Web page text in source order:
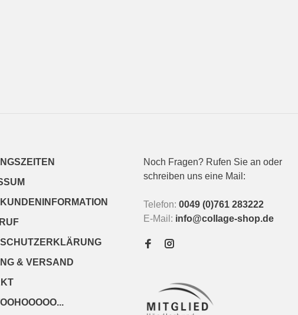
& VERSAND
Noch Fragen? Rufen Sie an oder
schreiben uns eine Mail:
Telefon: 0049 (0)761 283222
E-Mail: info@collage-shop.de